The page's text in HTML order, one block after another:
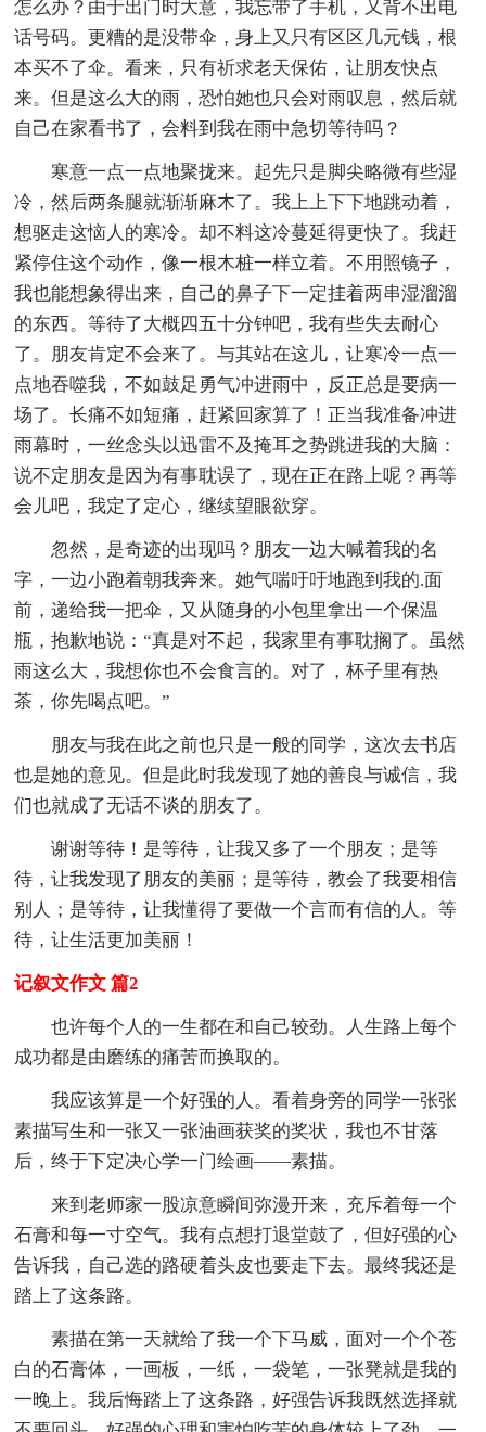
怎么办？由于出门时大意，我忘带了手机，又背不出电
话号码。更糟的是没带伞，身上又只有区区几元钱，根
本买不了伞。看来，只有祈求老天保佑，让朋友快点
来。但是这么大的雨，恐怕她也只会对雨叹息，然后就
自己在家看书了，会料到我在雨中急切等待吗？
寒意一点一点地聚拢来。起先只是脚尖略微有些湿
冷，然后两条腿就渐渐麻木了。我上上下下地跳动着，
想驱走这恼人的寒冷。却不料这冷蔓延得更快了。我赶
紧停住这个动作，像一根木桩一样立着。不用照镜子，
我也能想象得出来，自己的鼻子下一定挂着两串湿溜溜
的东西。等待了大概四五十分钟吧，我有些失去耐心
了。朋友肯定不会来了。与其站在这儿，让寒冷一点一
点地吞噬我，不如鼓足勇气冲进雨中，反正总是要病一
场了。长痛不如短痛，赶紧回家算了！正当我准备冲进
雨幕时，一丝念头以迅雷不及掩耳之势跳进我的大脑：
说不定朋友是因为有事耽误了，现在正在路上呢？再等
会儿吧，我定了定心，继续望眼欲穿。
忽然，是奇迹的出现吗？朋友一边大喊着我的名
字，一边小跑着朝我奔来。她气喘吁吁地跑到我的.面
前，递给我一把伞，又从随身的小包里拿出一个保温
瓶，抱歉地说：“真是对不起，我家里有事耽搁了。虽然
雨这么大，我想你也不会食言的。对了，杯子里有热
茶，你先喝点吧。”
朋友与我在此之前也只是一般的同学，这次去书店
也是她的意见。但是此时我发现了她的善良与诚信，我
们也就成了无话不谈的朋友了。
谢谢等待！是等待，让我又多了一个朋友；是等
待，让我发现了朋友的美丽；是等待，教会了我要相信
别人；是等待，让我懂得了要做一个言而有信的人。等
待，让生活更加美丽！
记叙文作文 篇2
也许每个人的一生都在和自己较劲。人生路上每个
成功都是由磨练的痛苦而换取的。
我应该算是一个好强的人。看着身旁的同学一张张
素描写生和一张又一张油画获奖的奖状，我也不甘落
后，终于下定决心学一门绘画——素描。
来到老师家一股凉意瞬间弥漫开来，充斥着每一个
石膏和每一寸空气。我有点想打退堂鼓了，但好强的心
告诉我，自己选的路硬着头皮也要走下去。最终我还是
踏上了这条路。
素描在第一天就给了我一个下马威，面对一个个苍
白的石膏体，一画板，一纸，一袋笔，一张凳就是我的
一晚上。我后悔踏上了这条路，好强告诉我既然选择就